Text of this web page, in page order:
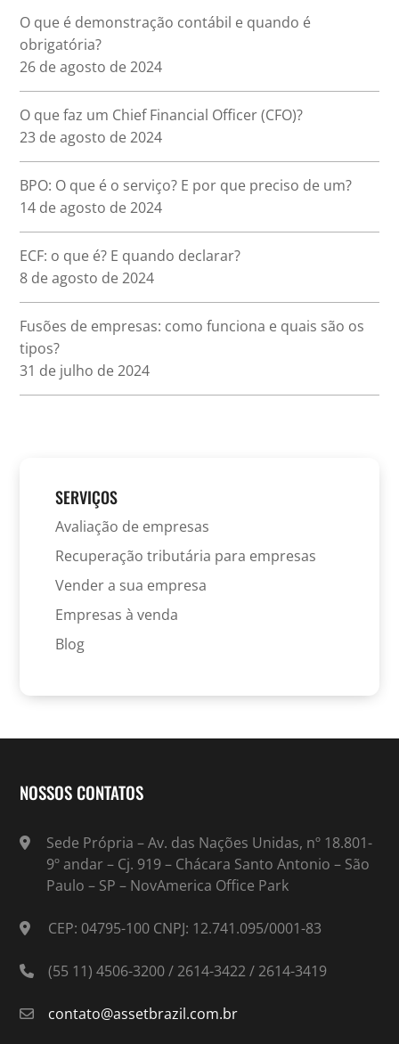
O que é demonstração contábil e quando é
obrigatória?
26 de agosto de 2024
O que faz um Chief Financial Officer (CFO)?
23 de agosto de 2024
BPO: O que é o serviço? E por que preciso de um?
14 de agosto de 2024
ECF: o que é? E quando declarar?
8 de agosto de 2024
Fusões de empresas: como funciona e quais são os
tipos?
31 de julho de 2024
SERVIÇOS
Avaliação de empresas
Recuperação tributária para empresas
Vender a sua empresa
Empresas à venda
Blog
NOSSOS CONTATOS
Sede Própria – Av. das Nações Unidas, nº 18.801-
9º andar – Cj. 919 – Chácara Santo Antonio – São
Paulo – SP – NovAmerica Office Park
CEP: 04795-100 CNPJ: 12.741.095/0001-83
(55 11) 4506-3200 / 2614-3422 / 2614-3419
contato@assetbrazil.com.br